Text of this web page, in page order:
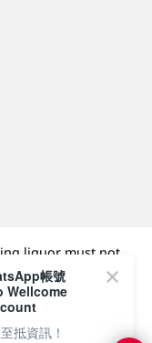
liquor must not
in the course of
人 (18 歲以下人士)
帳號
Wellcome
抵資訊！